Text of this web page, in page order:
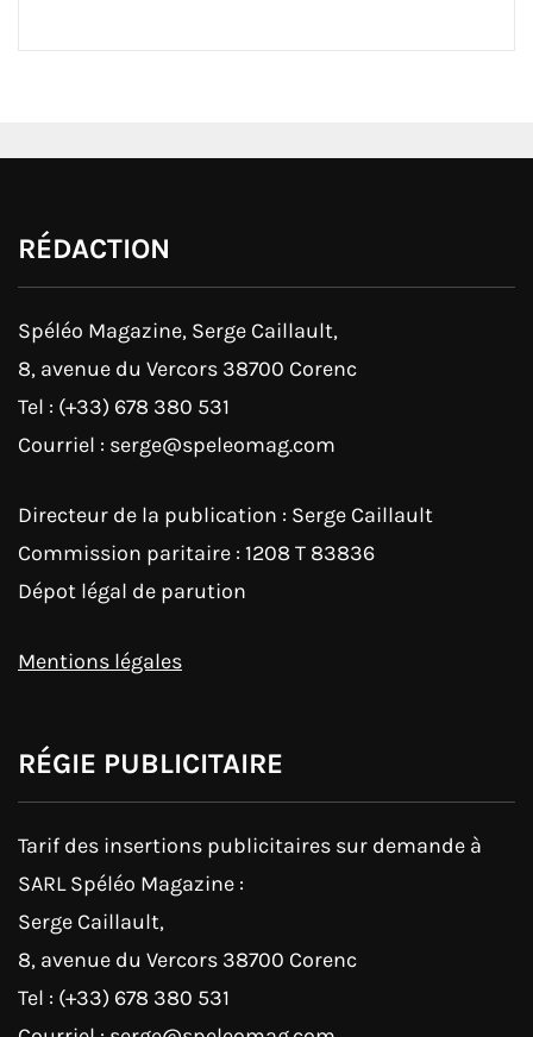
RÉDACTION
Spéléo Magazine, Serge Caillault,
8, avenue du Vercors 38700 Corenc
Tel : (+33) 678 380 531
Courriel : serge@speleomag.com
Directeur de la publication : Serge Caillault
Commission paritaire : 1208 T 83836
Dépot légal de parution
Mentions légales
RÉGIE PUBLICITAIRE
Tarif des insertions publicitaires sur demande à
SARL Spéléo Magazine :
Serge Caillault,
8, avenue du Vercors 38700 Corenc
Tel : (+33) 678 380 531